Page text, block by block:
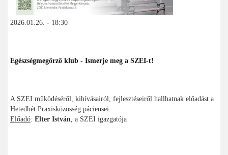
2026.01.26. - 18:30
Egészségmegőrző klub - Ismerje meg a SZEI-t!
A SZEI működéséről, kihívásairól, fejlesztéseiről hallhatnak előadást a
Hetedhét Praxisközösség páciensei.
Előadó: Elter István, a SZEI igazgatója